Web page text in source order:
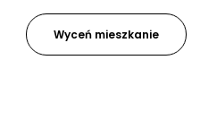
Wyceń mieszkanie